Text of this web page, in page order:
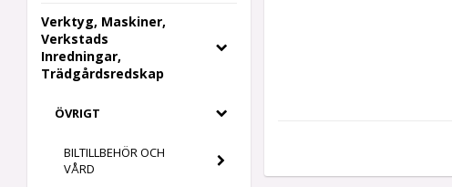
Verktyg, Maskiner,
Verkstads
Inredningar,
Trädgårdsredskap
ÖVRIGT
BILTILLBEHÖR OCH
VÅRD